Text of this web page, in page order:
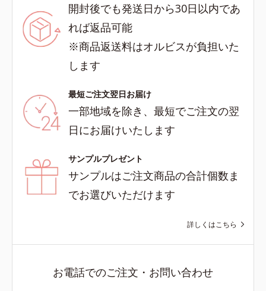
開封後でも発送日から30日以内であ
れば返品可能
※商品返送料はオルビスが負担いた
します
最短ご注文翌日お届け
一部地域を除き、最短でご注文の翌
日にお届けいたします
サンプルプレゼント
サンプルはご注文商品の合計個数ま
でお選びいただけます
詳しくはこちら
お電話でのご注文・お問い合わせ